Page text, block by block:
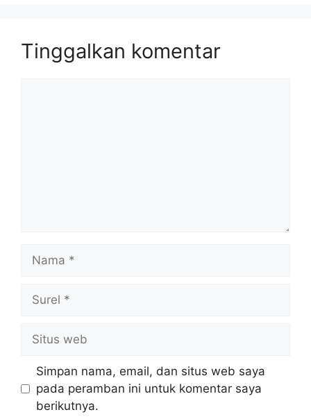
Tinggalkan komentar
web
Simpan nama, email, dan situs web saya
pada peramban ini untuk komentar saya
berikutnya.